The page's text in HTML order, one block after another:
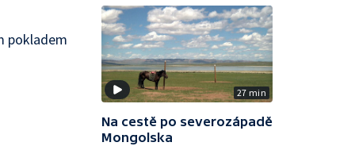
pokladem
27 min
Na cestě po severozápadě
Mongolska